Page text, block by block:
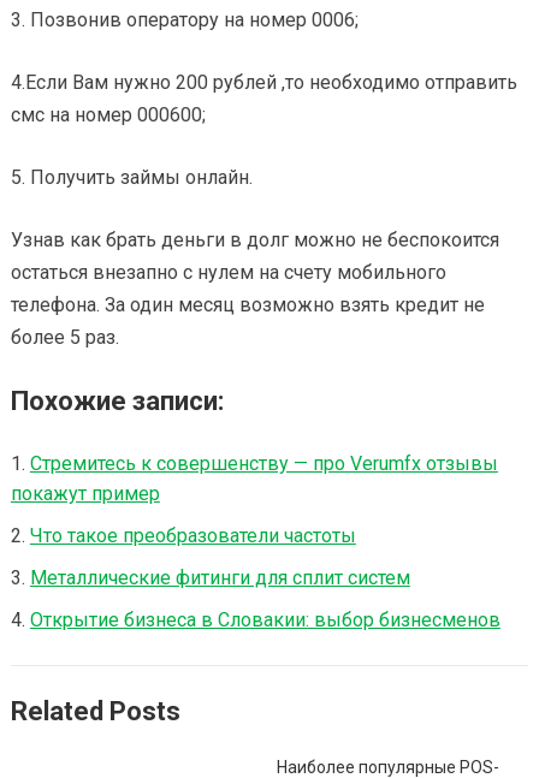
3. Позвонив оператору на номер 0006;
4.Если Вам нужно 200 рублей ,то необходимо отправить
смс на номер 000600;
5. Получить займы онлайн.
Узнав как брать деньги в долг можно не беспокоится
остаться внезапно с нулем на счету мобильного
телефона. За один месяц возможно взять кредит не
более 5 раз.
Похожие записи:
Стремитесь к совершенству — про Verumfx отзывы
покажут пример
Что такое преобразователи частоты
Металлические фитинги для сплит систем
Открытие бизнеса в Словакии: выбор бизнесменов
Related Posts
Наиболее популярные POS-